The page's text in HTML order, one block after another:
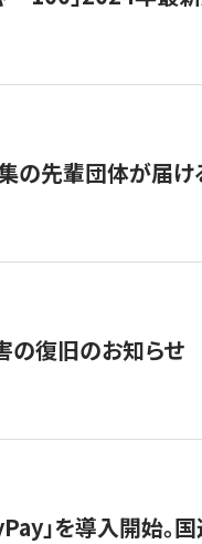
の先輩団体が届
復旧のお知らせ
」を導入開始。